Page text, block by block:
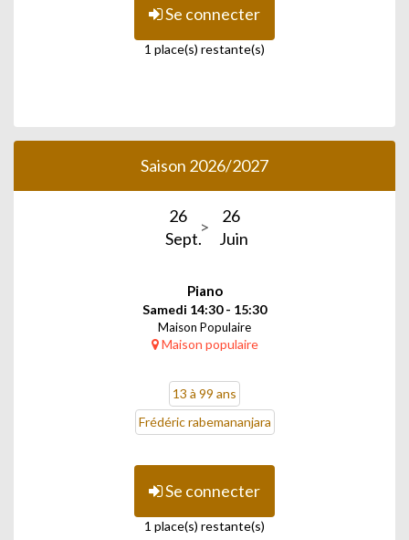
Se connecter
1 place(s) restante(s)
Saison 2026/2027
26
Sept.
26
Juin
Piano
Samedi 14:30 - 15:30
Maison Populaire
Maison populaire
13 à 99 ans
Frédéric rabemananjara
Se connecter
1 place(s) restante(s)